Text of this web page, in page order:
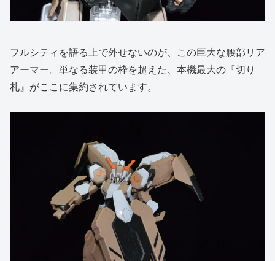
フルシティを語る上で外せないのが、この巨大な腰部リア
アーマー。単なる装甲の枠を超えた、本機最大の『切り
札』がここに集約されています。